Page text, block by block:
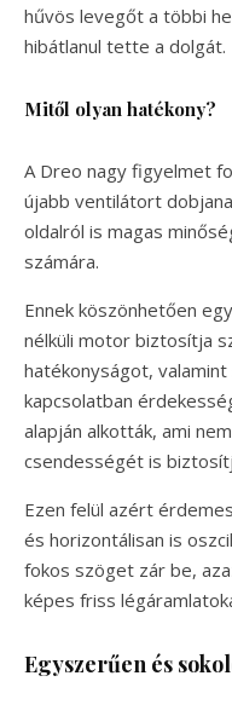
hűvös levegőt a többi
hibátlanul tette a dolgát.
Mitől olyan hatékony?
A Dreo nagy figyelmet
újabb ventilátort
oldalról is magas
számára.
Ennek köszönhetően
nélküli motor biztosítja
hatékonyságot,
kapcsolatban
alapján alkották, ami
csendességét is
Ezen felül azért
és horizontálisan is
fokos szöget zár be,
képes friss
Egyszerűen és